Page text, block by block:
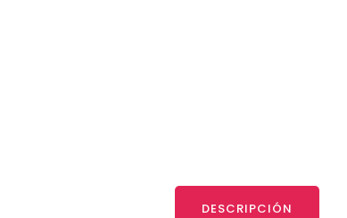
DESCRIPCIÓN